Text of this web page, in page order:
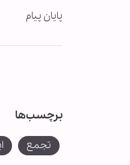
پایان پیام
برچسب‌ها
تجمع